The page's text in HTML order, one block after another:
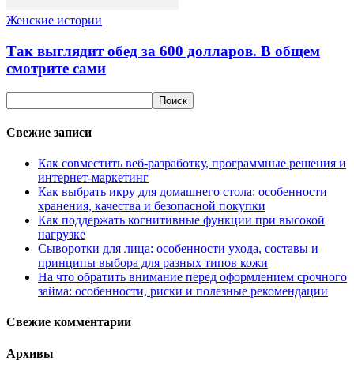
Женские истории
Так выглядит обед за 600 долларов. В общем
смотрите сами
Свежие записи
Как совместить веб-разработку, программные решения и
интернет-маркетинг
Как выбрать икру для домашнего стола: особенности
хранения, качества и безопасной покупки
Как поддержать когнитивные функции при высокой
нагрузке
Сыворотки для лица: особенности ухода, составы и
принципы выбора для разных типов кожи
На что обратить внимание перед оформлением срочного
займа: особенности, риски и полезные рекомендации
Свежие комментарии
Архивы